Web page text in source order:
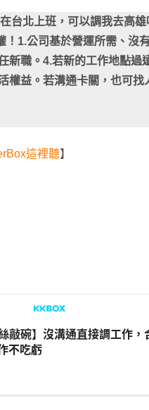
台北上班，可以調我去高
！1.公司基於營運所需、沒
新職。4.若新的工作地點過
權益。若溝通卡關，也可找
這裡聽】